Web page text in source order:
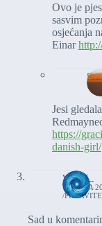
Ovo je
sasvim
osjećanja
Einar
10.
Jesi
https://
danish-girl/
vrtlog_
10. JULA
Sad u